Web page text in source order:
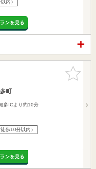
内）
ンを見る
お気に入
りに追加
町
多ICより約10分
歩10分以内）
ンを見る